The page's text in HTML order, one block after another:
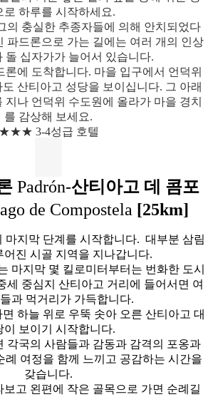
로 하루를 시작하세요.
의 충실한 추종자들에 의해 안치되었다
파드론으로 가는 길에는 여러 개의 인상
돌 십자가가 늘어서 있습니다.
론에 도착합니다. 마을 입구에서 언덕위
산티아고 성당을 보이십니다. 그 아래
지나 언덕위 수도원에 올라가 마을 경치
를 감상해 보세요.
★★★ 3-4성급 호텔
Padrón-산티아고 데 콤포
de Compostela [25km]
마지막 단계를 시작합니다. 대부분 삼림
어진 시골 지역을 지나갑니다.
마지막 몇 킬로미터부터는 번화한 도시
세 중심지 산티아고 거리에 들어서면 여
과 먹거리가 가득합니다.
하늘 위로 우뚝 솟아 오른 산티아고 대
이 보이기 시작합니다.
각국의 사람들과 감동과 감격의 포옹과
례 여정을 함께 느끼고 공감하는 시간을
갖습니다.
고 왼편에 작은 골목으로 가면 순례길